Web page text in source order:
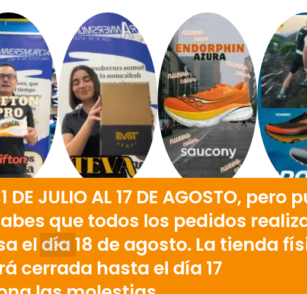
DE JULIO AL 17 DE AGOSTO,
que todos los pedidos
el día 18 de agosto. La tienda
cerrada hasta el día 17
HABLAR? LLÁMANOS: 968 272 700